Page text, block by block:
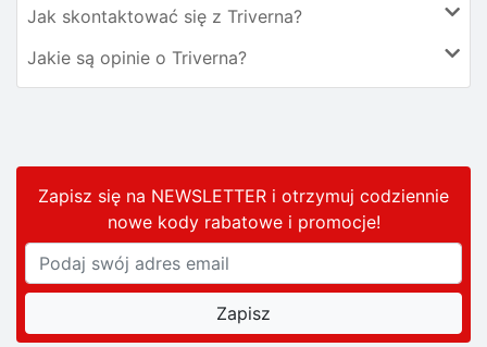
Jak skontaktować się z Triverna?
Jakie są opinie o Triverna?
Zapisz się na NEWSLETTER i otrzymuj codziennie
nowe kody rabatowei promocje!